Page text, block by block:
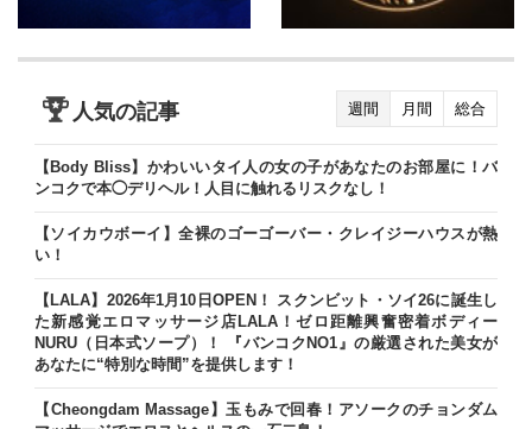
人気の記事 週間 月間 総合
【Body Bliss】かわいいタイ人の女の子があなたのお部屋に！バ
ンコクで本◯デリヘル！人目に触れるリスクなし！
【ソイカウボーイ】全裸のゴーゴーバー・クレイジーハウスが熱
い！
【LALA】2026年1月10日OPEN！ スクンビット・ソイ26に誕生し
た新感覚エロマッサージ店LALA！ゼロ距離興奮密着ボディー
NURU（日本式ソープ）！ 『バンコクNO1』の厳選された美女が
あなたに“特別な時間”を提供します！
【Cheongdam Massage】玉もみで回春！アソークのチョンダム